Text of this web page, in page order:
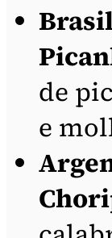
de
e